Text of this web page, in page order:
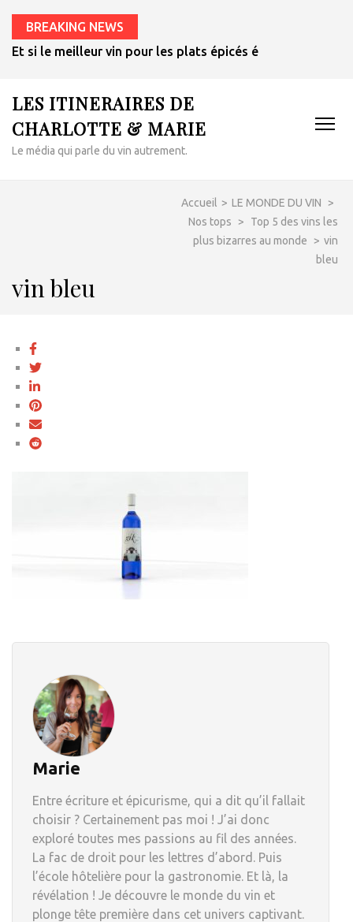
BREAKING NEWS
Et si le meilleur vin pour les plats épicés était un rosé de
LES ITINERAIRES DE
CHARLOTTE & MARIE
Le média qui parle du vin autrement.
Accueil > LE MONDE DU VIN
>
Nos tops
>
Top 5 des vins les
plus bizarres au monde
> vin
bleu
vin bleu
Marie
Entre écriture et épicurisme, qui a dit qu’il fallait
choisir ? Certainement pas moi ! J’ai donc
exploré toutes mes passions au fil des années.
La fac de droit pour les lettres d’abord. Puis
l’école hôtelière pour la gastronomie. Et là, la
révélation ! Je découvre le monde du vin et
plonge tête première dans cet univers captivant.